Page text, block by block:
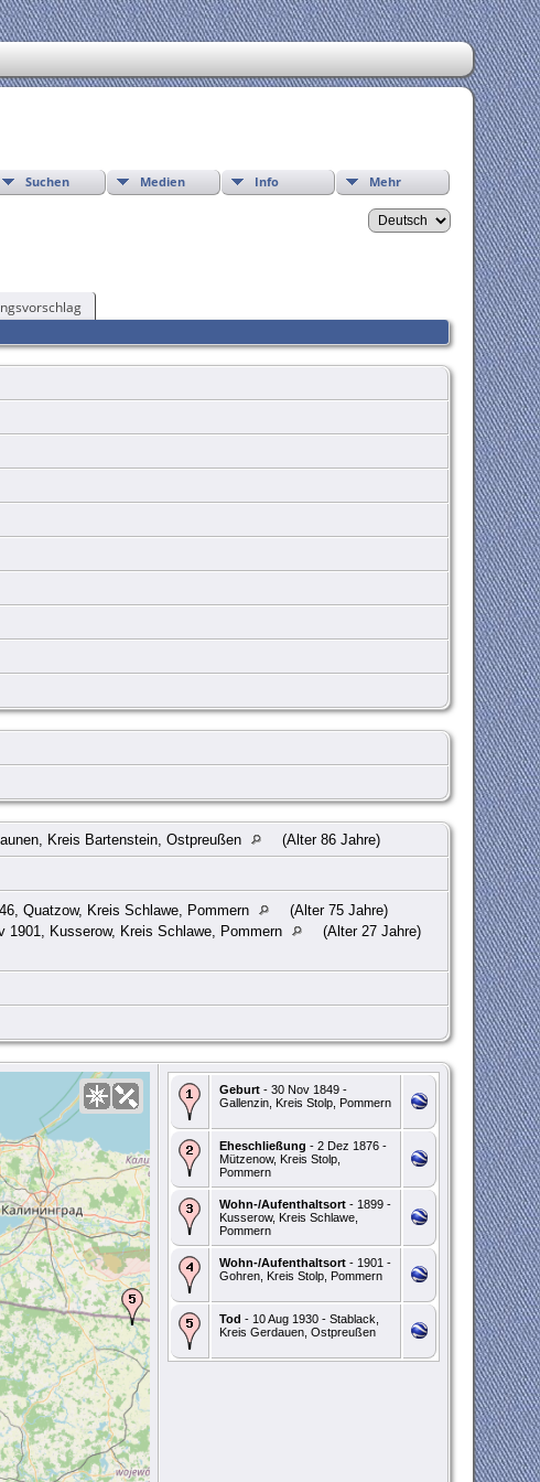
Suchen Medien Info Mehr
Kreis Bartenstein, Ostpreußen (Alter 86 Jahre)
Quatzow, Kreis Schlawe, Pommern
(Alter 75 Jahre)
1901, Kusserow, Kreis Schlawe, Pommern
(Alter 27 Jahre)
Geburt- 30 Nov 1849 -
Gallenzin, Kreis Stolp, Pommern
Eheschließung - 2 Dez 1876 -
Mützenow, Kreis Stolp,
Pommern
Wohn-/Aufenthaltsort- 1899 -
Kusserow, Kreis Schlawe,
Pommern
Wohn-/Aufenthaltsort- 1901 -
Gohren, Kreis Stolp, Pommern
Tod - 10 Aug 1930 - Stablack,
Kreis Gerdauen, Ostpreußen